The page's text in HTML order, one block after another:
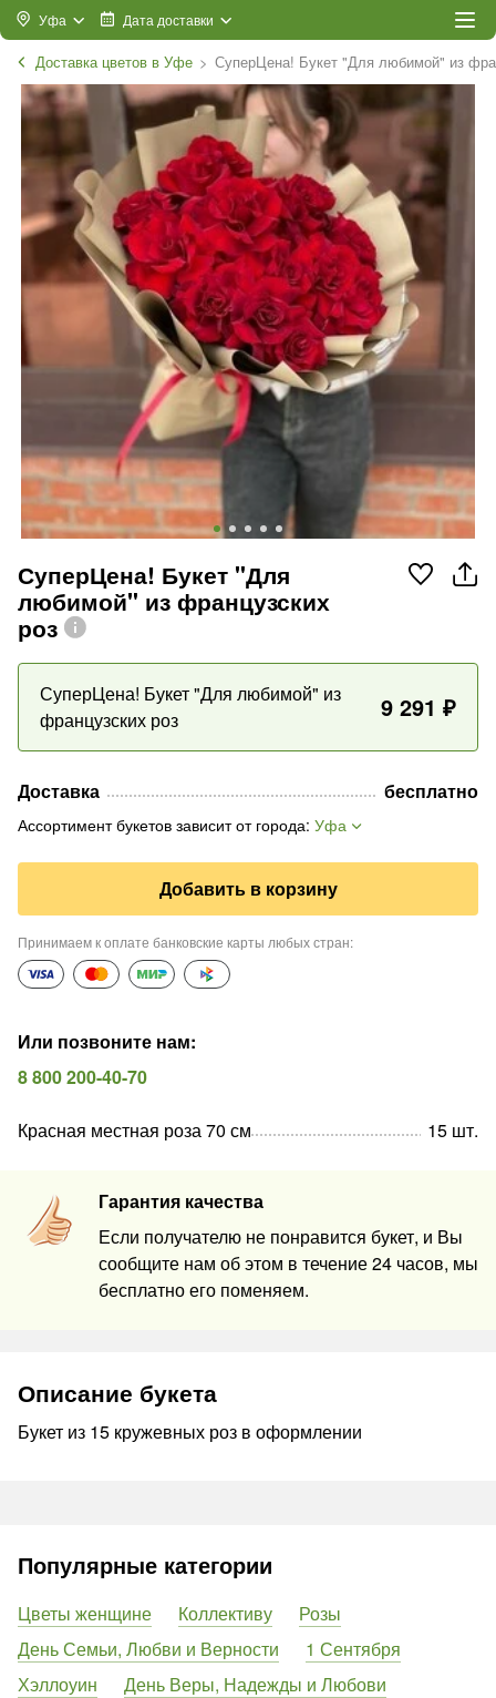
Уфа Дата доставки
Доставка цветов в Уфе СуперЦена! Букет "Для любимой" из
СуперЦена! Букет "Для
любимой" из французских
роз
СуперЦена! Букет "Для любимой" из
французских роз
9 291 ₽
Доставка бесплатно
Ассортимент букетов зависит от города: Уфа
Добавить в корзину
Принимаем к оплате банковские карты любых стран:
Или позвоните нам:
8 800 200-40-70
Гарантия качества
Если получателю не понравится букет, и Вы
сообщите нам об этом в течение 24 часов, мы
бесплатно его поменяем.
Красная местная роза 70 см 15 шт.
Описание букета
Букет из 15 кружевных роз в оформлении
Популярные категории
Цветы женщине Коллективу
Розы
День Семьи, Любви и Верности
1 Сентября
Хэллоуин
День Веры, Надежды и Любови